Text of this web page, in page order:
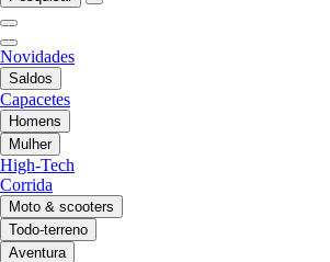
Novidades
Saldos
Capacetes
Homens
Mulher
High-Tech
Corrida
Moto & scooters
Todo-terreno
Aventura